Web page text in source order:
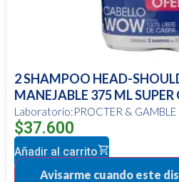
2 SHAMPOO HEAD-
MANEJABLE 375 ML SUPER
Laboratorio:PROCTER &
$37.600
Añadir al carrito